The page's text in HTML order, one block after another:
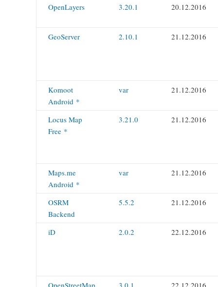
OpenLayers 3.20.1 20.12.2016
GeoServer 2.10.1 21.12.2016
Komoot
Android *
var 21.12.2016
Locus Map
Free *
3.21.0 21.12.2016
Maps.me
Android *
var 21.12.2016
OSRM
Backend
5.5.2 21.12.2016
iD 2.0.2 22.12.2016